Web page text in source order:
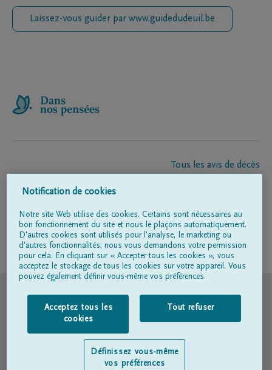
Laissez-vous guider par www.guidedudeuil.be
Tous les avis de décès
Entrepreneur de pompes funèbres
Suivez-nous sur
Conditions d'utilisation
Déclaration relative à la vie privée
Déclaration d’accessibilité
Notification de cookies
Notre site Web utilise des cookies. Certains sont nécessaires au
bon fonctionnement du site et nous le plaçons automatiquement.
D'autres cookies sont utilisés pour l'analyse, le marketing ou
d'autres fonctionnalités; nous vous demandons votre permission
pour cela. En cliquant sur « Accepter tous les cookies », vous
acceptez le stockage de tous les cookies sur votre appareil. Vous
pouvez également définir vous-même vos préférences.
Acceptez tous les
cookies
Tout refuser
Définissez vous-même
vos préférences